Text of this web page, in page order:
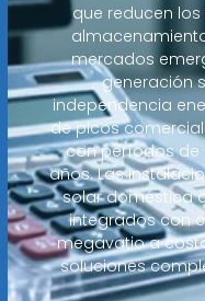
que reducen
mercados
generación
independencia
de picos
con períodos de
años. Las
solar doméstica
integrados con
megavatio a
soluciones